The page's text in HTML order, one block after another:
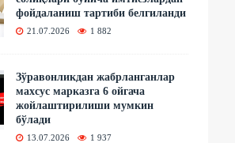
фойдаланиш тартиби белгиланди
21.07.2026 1 882
Зўравонликдан жабрланганлар
махсус марказга 6 ойгача
жойлаштирилиши мумкин
бўлади
13.07.2026 1 937